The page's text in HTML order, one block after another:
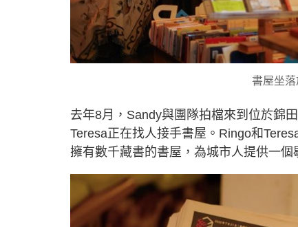
書屋坐
去年8月，Sandy與團隊拍檔來到位於錦
Teresa正在找人接手書屋。Ringo和
擁有數千藏書的書屋，為城市人提供一個